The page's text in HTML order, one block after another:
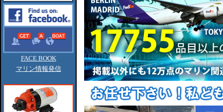
FACE BOOK
マリン情報発信